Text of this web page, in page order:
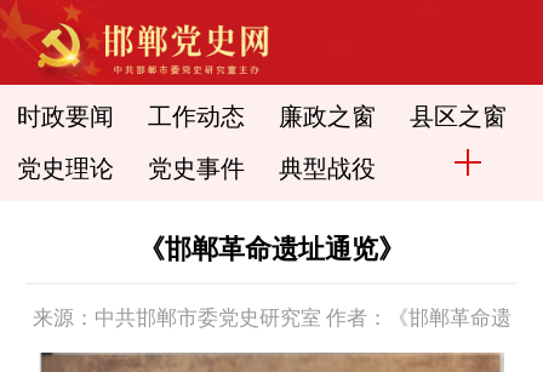
时政要闻 工作动态 廉政之窗 县区之窗
党史理论 党史事件 典型战役
《邯郸革命遗址通览》
来源：中共邯郸市委党史研究室 作者：《邯郸革命遗